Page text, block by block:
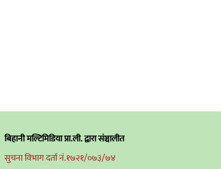
बिहानी मल्टिमिडिया प्रा.ली. द्वारा संञ्चालीत
सुचना विभाग दर्ता नं.१७२१/०७३/७४